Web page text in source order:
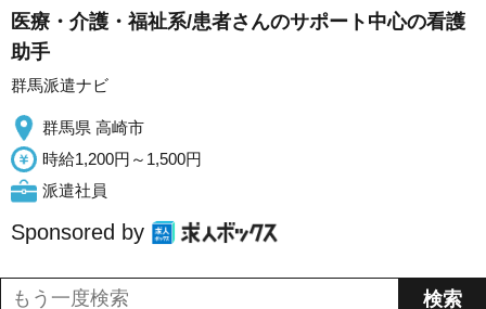
医療・介護・福祉系/患者さんのサポート中心の看護
助手
群馬派遣ナビ
群馬県 高崎市
時給1,200円～1,500円
派遣社員
Sponsored by